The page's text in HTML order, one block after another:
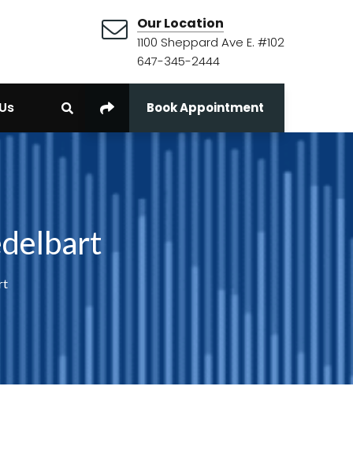
Our Location
1100 Sheppard Ave E. #102
647-345-2444
Book Appointment